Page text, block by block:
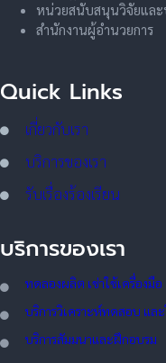
หน่วยสนับสนุนวิจัยและ
สำนักงานผู้อำนวยการ
Quick Links
เกี่ยวกับเรา
บริการของเรา
รับเรื่องร้องเรียน
บริการของเรา
ทดลองผลิต เช่าใช้เครื่องมือ
บริการวิเคราะห์ทดสอบ แล
บริการสัมมนาและฝึกอบรม